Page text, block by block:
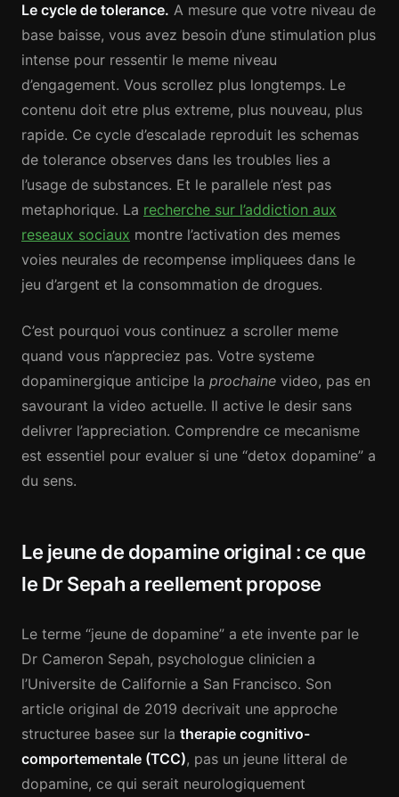
Le cycle de tolerance. A mesure que votre niveau de
base baisse, vous avez besoin d’une stimulation plus
intense pour ressentir le meme niveau
d’engagement. Vous scrollez plus longtemps. Le
contenu doit etre plus extreme, plus nouveau, plus
rapide. Ce cycle d’escalade reproduit les schemas
de tolerance observes dans les troubles lies a
l’usage de substances. Et le parallele n’est pas
metaphorique. La recherche sur l’addiction aux
reseaux sociaux montre l’activation des memes
voies neurales de recompense impliquees dans le
jeu d’argent et la consommation de drogues.
C’est pourquoi vous continuez a scroller meme
quand vous n’appreciez pas. Votre systeme
dopaminergique anticipe la prochaine video, pas en
savourant la video actuelle. Il active le desir sans
delivrer l’appreciation. Comprendre ce mecanisme
est essentiel pour evaluer si une “detox dopamine” a
du sens.
Le jeune de dopamine original : ce que
le Dr Sepah a reellement propose
Le terme “jeune de dopamine” a ete invente par le
Dr Cameron Sepah, psychologue clinicien a
l’Universite de Californie a San Francisco. Son
article original de 2019 decrivait une approche
structuree basee sur la therapie cognitivo-
comportementale (TCC), pas un jeune litteral de
dopamine, ce qui serait neurologiquement